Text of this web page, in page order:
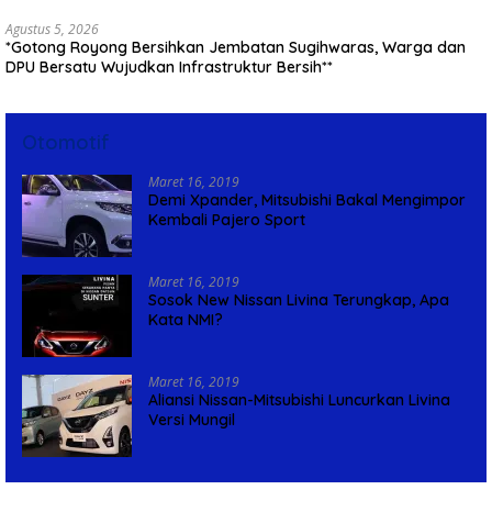
Agustus 5, 2026
*Gotong Royong Bersihkan Jembatan Sugihwaras, Warga dan
DPU Bersatu Wujudkan Infrastruktur Bersih**
Otomotif
Maret 16, 2019
Demi Xpander, Mitsubishi Bakal Mengimpor
Kembali Pajero Sport
Maret 16, 2019
Sosok New Nissan Livina Terungkap, Apa
Kata NMI?
Maret 16, 2019
Aliansi Nissan-Mitsubishi Luncurkan Livina
Versi Mungil